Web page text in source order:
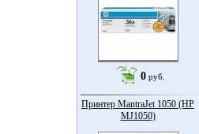
0 руб.
Принтер MantraJet 1050 (HP
MJ1050)